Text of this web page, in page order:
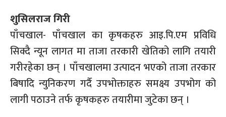
शुसिलराज गिरी
पाँचखाल- पाँचखाल का कृषकहरु आइ.पि.एम प्रविधि
सिक्दै न्यून लागत मा ताजा तरकारी खेतिको लागि तयारी
गरीरहेका छन् । पाँचखालमा उत्पादन भएको ताजा तरकार
बिषादि न्युनिकरण गर्दै उपभोक्ताहरु समक्ष्य उपभोग को
लागी पठाउने तर्फ कृषकहरु तयारीमा जुटेका छन् ।